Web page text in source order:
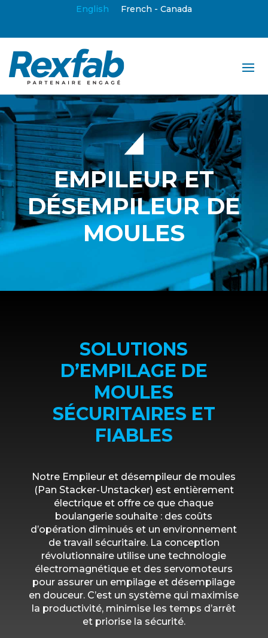
English French - Canada
EMPILEUR ET
DÉSEMPILEUR DE
MOULES
SOLUTIONS
D’EMPILAGE DE
MOULES
SÉCURITAIRES ET
FIABLES
Notre Empileur et désempileur de moules
(Pan Stacker-Unstacker) est entièrement
électrique et offre ce que chaque
boulangerie souhaite : des coûts
d’opération diminués et un environnement
de travail sécuritaire. La conception
révolutionnaire utilise une technologie
électromagnétique et des servomoteurs
pour assurer un empilage et désempilage
en douceur. C’est un système qui maximise
la productivité, minimise les temps d’arrêt
et priorise la sécurité.